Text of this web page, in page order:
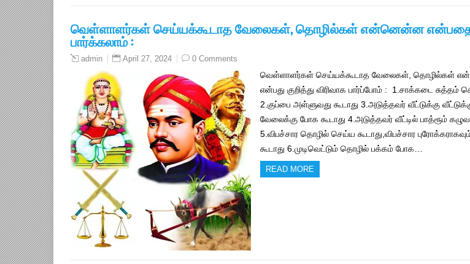
வெள்ளாளர்கள் செய்யக்கூடாத வேலைகள், தொழில்கள் என்னென்ன என்பதை
பார்க்கலாம் :
admin April 27, 2024 0 Comments
வெள்ளாளர்கள் செய்யக்கூடாத வேலைகள், தொழில்கள்
என்பது குறித்து விரிவாக பார்ப்போம் : 1.சாக்கடை சுத்தம்
2.குப்பை அள்ளுவது கூடாது 3.அடுத்தவர் வீட்டுக்கு
வேலைக்கு போக கூடாது 4.அடுத்தவர் வீட்டில் பாத்ரூம் கழுவ
5.விபச்சார தொழில் செய்ய கூடாது,விபச்சார
கூடாது 6.முடிவெட்டும் தொழில் பக்கம் போக…
READ MORE